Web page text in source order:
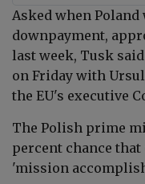
Asked when
downpayment,
last week, Tusk
on Friday with
the EU's executive
The Polish prime
percent chance
'mission